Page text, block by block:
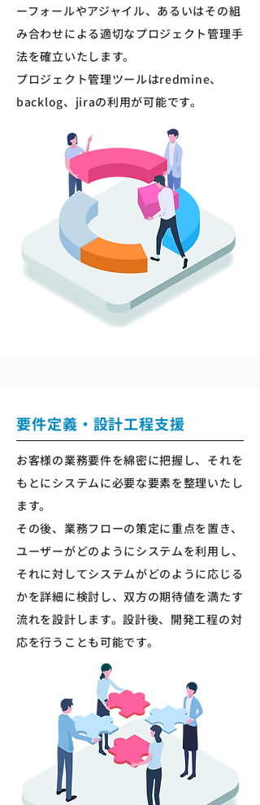
ーフォールやアジャイル、あるいはその組
み合わせによる適切なプロジェクト管理手
法を確立いたします。
プロジェクト管理ツールはredmine、
backlog、jiraの利用が可能です。
要件定義・設計工程支援
お客様の業務要件を綿密に把握し、それを
もとにシステムに必要な要素を整理いたし
ます。
その後、業務フローの策定に重点を置き、
ユーザーがどのようにシステムを利用し、
それに対してシステムがどのように応じる
かを詳細に検討し、双方の期待値を満たす
流れを設計します。設計後、開発工程の対
応を行うことも可能です。